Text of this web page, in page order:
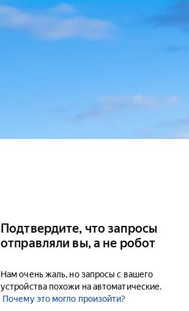
Подтвердите, что запросы
отправляли вы, а не робот
Нам очень жаль, но запросы с вашего
устройства похожи на автоматические.
Почему это могло произойти?